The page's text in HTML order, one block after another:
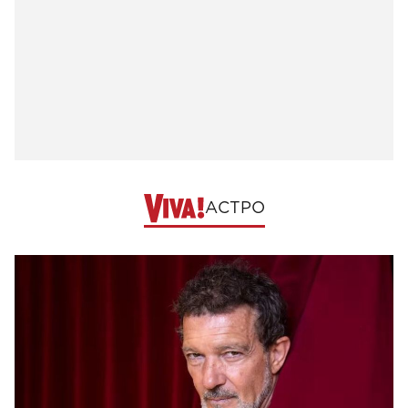
АСТРО